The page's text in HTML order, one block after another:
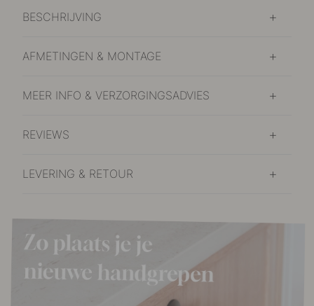
BESCHRIJVING
AFMETINGEN & MONTAGE
MEER INFO & VERZORGINGSADVIES
REVIEWS
LEVERING & RETOUR